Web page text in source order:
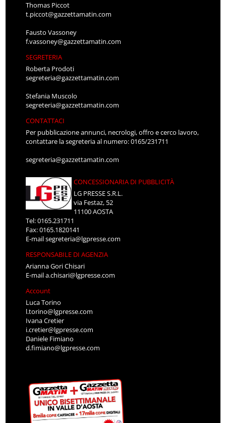
Thomas Piccot
t.piccot@gazzettamatin.com
Fausto Vassoney
f.vassoney@gazzettamatin.com
SEGRETERIA
Roberta Prodoti
segreteria@gazzettamatin.com
Stefania Muscolo
segreteria@gazzettamatin.com
CONTATTACI
Per pubblicazione annunci, necrologi, offro e cerco lavoro,
contattare la segreteria al numero: 0165/231711
segreteria@gazzettamatin.com
CONCESSIONARIA DI PUBBLICITÀ
LG PRESSE S.R.L.
via Festaz, 52
11100 AOSTA
Tel: 0165.231711
Fax: 0165.1820141
E-mailsegreteria@lgpresse.com
RESPONSABILE DI AGENZIA
Arianna Gori Chisari
E-maila.chisari@lgpresse.com
Account
Luca Torino
l.torino@lgpresse.com
Ivana Cretier
i.cretier@lgpresse.com
Daniele Fimiano
d.fimiano@lgpresse.com